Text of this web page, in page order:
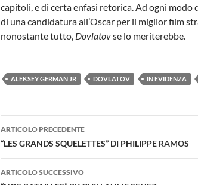
capitoli, e di certa enfasi retorica. Ad ogni modo
di una candidatura all’Oscar per il miglior film
nonostante tutto, Dovlatovse lo meriterebbe.
ALEKSEY GERMAN JR DOVLATOV IN EVIDENZA
Navigazione
articolo
ARTICOLO PRECEDENTE
“LES GRANDS SQUELETTES” DI PHILIPPE RAMOS
ARTICOLO SUCCESSIVO